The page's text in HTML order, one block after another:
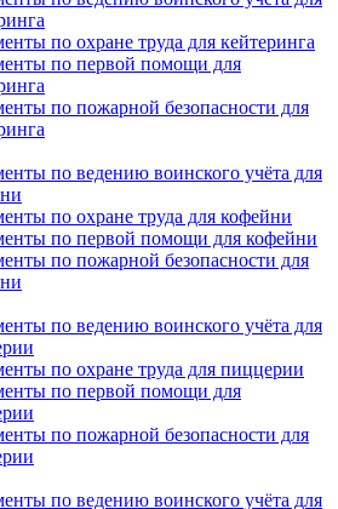
по охране труда для кейтеринга
по первой помощи для
по пожарной безопасности для
по ведению воинского учёта для
по охране труда для кофейни
по первой помощи для кофейни
по пожарной безопасности для
по ведению воинского учёта для
по охране труда для пиццерии
по первой помощи для
по пожарной безопасности для
по ведению воинского учёта для